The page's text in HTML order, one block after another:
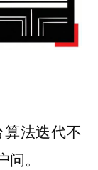
法迭代不
。